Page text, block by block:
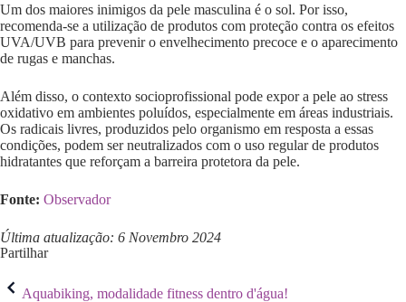
Um dos maiores inimigos da pele masculina é o sol. Por isso,
recomenda-se a utilização de produtos com proteção contra os efeitos
UVA/UVB para prevenir o envelhecimento precoce e o aparecimento
de rugas e manchas.
Além disso, o contexto socioprofissional pode expor a pele ao stress
oxidativo em ambientes poluídos, especialmente em áreas industriais.
Os radicais livres, produzidos pelo organismo em resposta a essas
condições, podem ser neutralizados com o uso regular de produtos
hidratantes que reforçam a barreira protetora da pele.
Fonte: Observador
Última atualização: 6 Novembro 2024
Partilhar
Aquabiking, modalidade fitness dentro d'água!